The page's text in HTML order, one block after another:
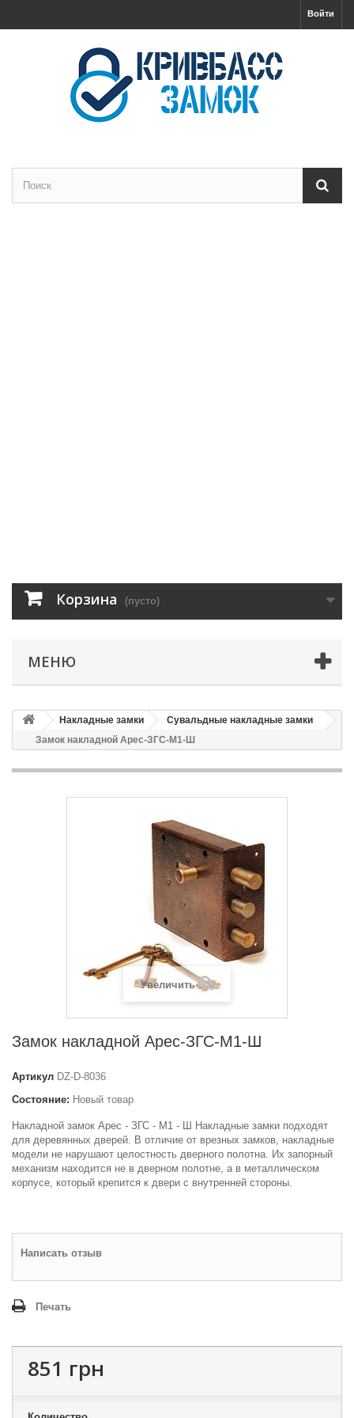
Войти
Корзина (пусто)
МЕНЮ
Накладные замки
Сувальдные накладные замки
Замок накладной Арес-ЗГС-М1-Ш
Увеличить
Замок накладной Арес-ЗГС-М1-Ш
Артикул DZ-D-8036
Состояние: Новый товар
Накладной замок Арес - ЗГС - М1 - Ш Накладные замки подходят
для деревянных дверей. В отличие от врезных замков, накладные
модели не нарушают целостность дверного полотна. Их запорный
механизм находится не в дверном полотне, а в металлическом
корпусе, который крепится к двери с внутренней стороны.
Написать отзыв
Печать
851 грн